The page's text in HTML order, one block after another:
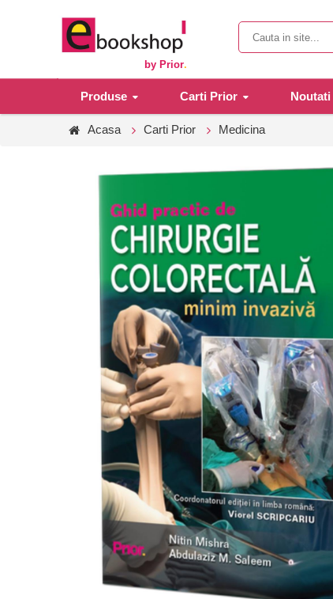
by Prior.
Produse Carti Prior Noutati
Acasa Carti Prior Medicina